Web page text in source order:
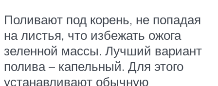
Поливают под корень, не попадая
на листья, что избежать ожога
зеленной массы. Лучший вариант
полива – капельный. Для этого
устанавливают обычную